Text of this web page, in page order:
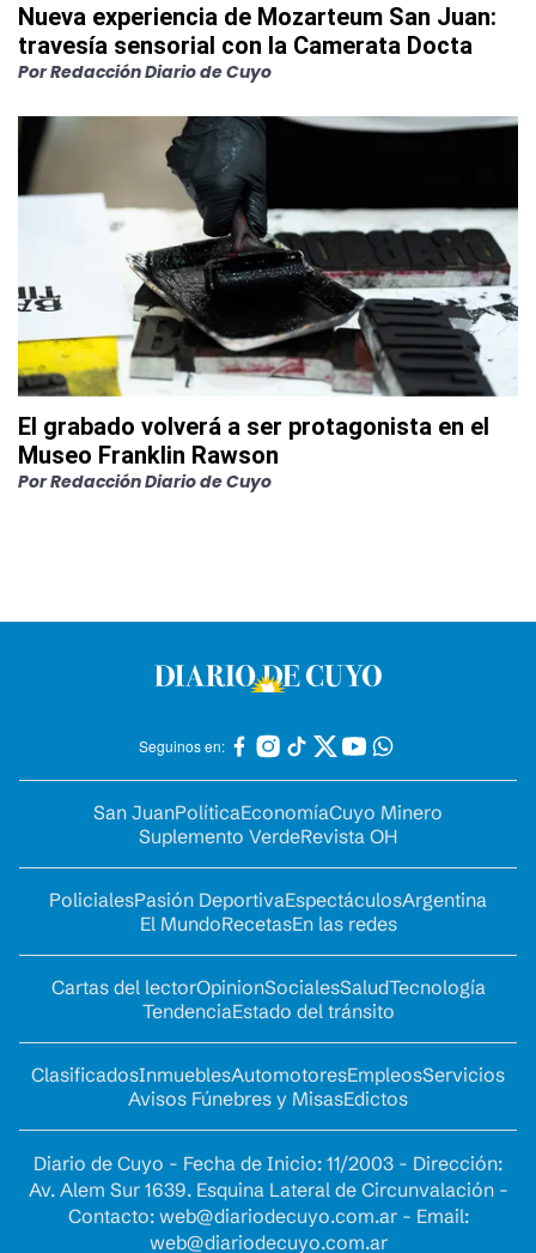
Nueva experiencia de Mozarteum San Juan:
travesía sensorial con la Camerata Docta
PorRedacción Diario de Cuyo
El grabado volverá a ser protagonista en el
Museo Franklin Rawson
PorRedacción Diario de Cuyo
Seguinos en:
San JuanPolíticaEconomíaCuyo Minero
Suplemento VerdeRevista OH
PolicialesPasión DeportivaEspectáculosArgentina
El MundoRecetasEn las redes
Cartas del lectorOpinionSocialesSaludTecnología
TendenciaEstado del tránsito
ClasificadosInmueblesAutomotoresEmpleosServicios
Avisos Fúnebres y MisasEdictos
Diario de Cuyo - Fecha de Inicio: 11/2003 - Dirección:
Av. Alem Sur 1639. Esquina Lateral de Circunvalación -
Contacto: web@diariodecuyo.com.ar- Email:
web@diariodecuyo.com.ar